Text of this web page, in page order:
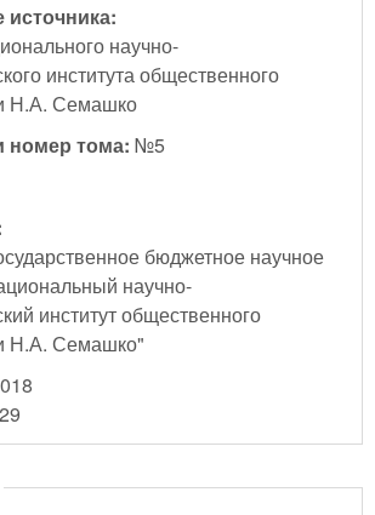
научно-
института общественного
Н.А. Семашко
номер тома: №5
бюджетное научное
научно-
институт общественного
Н.А. Семашко"